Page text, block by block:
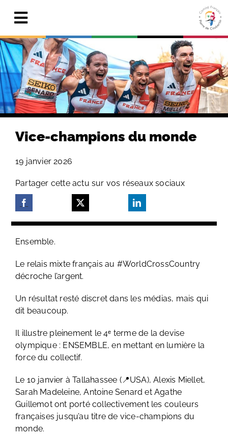
contentToggle
Navigation
Actualités
Le Comité
Pierre de Coubertin
Search
for:
Vice-champions du monde
19 janvier 2026
Partager cette actu sur vos réseaux sociaux
Ensemble.
Le relais mixte français au #WorldCrossCountry
décroche l’argent.
Un résultat resté discret dans les médias, mais qui
dit beaucoup.
Il illustre pleinement le 4ᵉ terme de la devise
olympique : ENSEMBLE, en mettant en lumière la
force du collectif.
Le 10 janvier à Tallahassee (📍​USA), Alexis Miellet,
Sarah Madeleine, Antoine Senard et Agathe
Guillemot ont porté collectivement les couleurs
françaises jusqu’au titre de vice-champions du
monde.